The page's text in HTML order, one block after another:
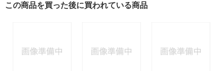
この商品を買った後に買われている商品